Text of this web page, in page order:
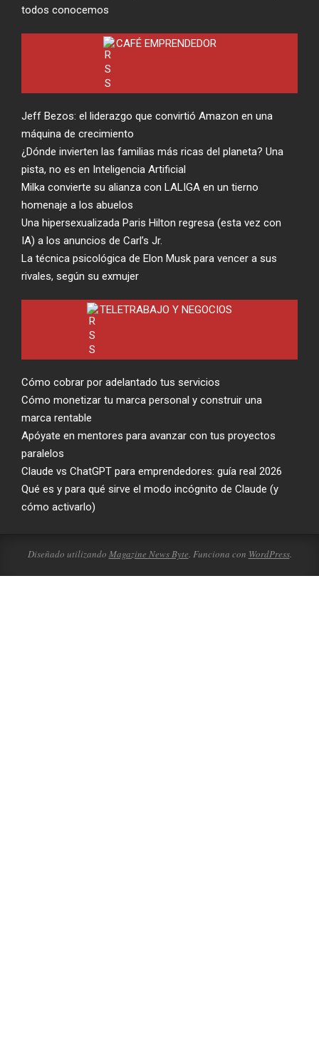
todos conocemos
CAFÉ EMPRENDEDOR
Jeff Bezos: el liderazgo que convirtió Amazon en una
máquina de crecimiento
¿Dónde invierten las familias más ricas del planeta? Una
pista, no es en Inteligencia Artificial
Milka convierte su alianza con LALIGA en un tierno
homenaje a los abuelos
Una hipersexualizada Paris Hilton regresa (esta vez con
IA) a los anuncios de Carl’s Jr.
La técnica psicológica de Elon Musk para vencer a sus
rivales, según su exmujer
TELETRABAJO Y NEGOCIOS
Cómo cobrar por adelantado tus servicios
Cómo monetizar tu marca personal y construir una
marca rentable
Apóyate en mentores para avanzar con tus proyectos
paralelos
Claude vs ChatGPT para emprendedores: guía real 2026
Qué es y para qué sirve el modo incógnito de Claude (y
cómo activarlo)
Diseñado utilizando Magazine News Byte. Funciona con WordPress.